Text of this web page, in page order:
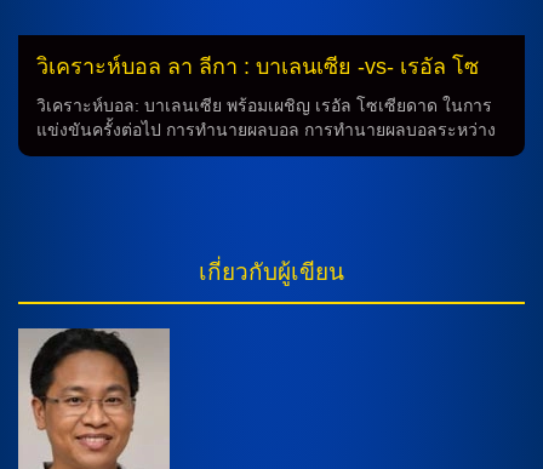
สถานการณ์และความเข้มแข็งของทั้งสองทีมอย่างชัดเจน การดู
บอลสดช่วยให้คุณสามารถทำการทำนายผลการแข่งขันได้อย่างมี
ในการส่วนมองสถานการณ์ของนักเตะและทีมในทุกๆ ด้าน เช่น
สมรรถนะทางกาย ความสามารถในการเล่นบอล และความ
สามารถในการทำประตูด้วย การทำนายผลการแข่งขัน การ
วิเคราะห์บอล ลา ลีกา : บาเลนเซีย -vs- เรอัล โซ
เซียดาด
วิเคราะห์บอล: บาเลนเซีย พร้อมเผชิญ เรอัล โซเซียดาด ในการ
แข่งขันครั้งต่อไป การทำนายผลบอล การทำนายผลบอลระหว่าง
บาเลนเซีย และ เรอัล โซเซียดาด ยังคงเป็นเรื่องที่น่าตื่นเต้นและ
ระหว่างปี 17/05/24 และ 28/09/23 เรอัล โซเซียดาด และ บาเลน
เซีย มีการแข่งขันที่เข้มข้นและสุดพลัง สถานการณ์ปัจจุบัน ในปี
สภาพแวดล้อมที่ดี ในขณะที่ เรอัล โซเซียดาด ก็เคยพ่ายแพ้กลัด
บัค 0-2 ในการแข่งขันที่ผลอาจไม่เอื้อต่อการแข่งขันของทีม ทีม
และระบบการเล่น บาเลนเซีย ได้เตรียมทีมมาพร้อมสำหรับการ
แข่งขันในบ้าน พร้อมอุ่นเครื่องและสร้างสถานการณ์ที่เอื้อต่อการ
ชนะ ในขณะที่ เรอัล โซเซียดาด […]
เกี่ยวกับผู้เขียน